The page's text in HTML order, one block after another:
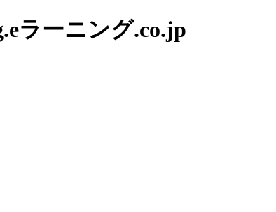
ラーニング.co.jp